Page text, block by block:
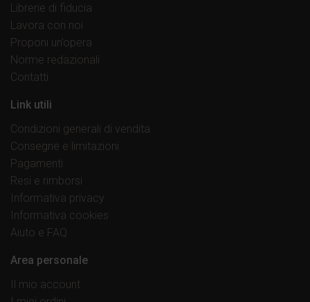
Librerie di fiducia
Lavora con noi
Proponi un’opera
Norme redazionali
Contatti
Link utili
Condizioni generali di vendita
Consegne e limitazioni
Pagamenti
Resi e rimborsi
Informativa privacy
Informativa cookies
Aiuto e FAQ
Area personale
Il mio account